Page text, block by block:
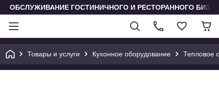
ОБСЛУЖИВАНИЕ ГОСТИНИЧНОГО И РЕСТОРАННОГО
Товары и услуги Кухонное оборудование Тепловое